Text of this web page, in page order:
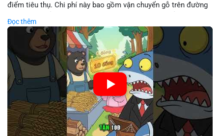
điểm tiêu thụ. Chi phí này bao gồm vận chuyển gỗ trên đường
điều kiện địa hình. Việc hiểu rõ chi phí đẩy giúp doanh nghiệp
lâm nghiệp tối ưu hoá chuỗi cung ứng và kiểm soát lợi nhuận.
🎥 Xem video trực tiếp tại:
Nguồn: Cú Thông Thái
Đọc thêm